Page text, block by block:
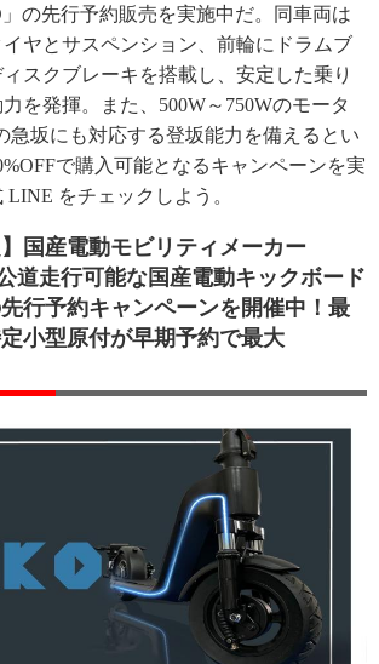
」の先行予約販売を実施中だ。同車両は
ヤとサスペンション、前輪にドラムブ
スクブレーキを搭載し、安定した乗り
を発揮。また、500W～750Wのモータ
急坂にも対応する登坂能力を備えるとい
で購入可能となるキャンペーンを実
をチェックしよう。
】国産電動モビリティメーカー
道走行可能な国産電動キックボード
行予約キャンペーンを開催中！最
小型原付が早期予約で最大